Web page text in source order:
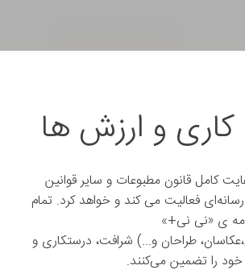
و ارزش ها
کامل قانون مطبوعات و سایر قوانین
فعالیت می کند و خواهد کرد. تمام
ی «نی نی+»
طراحان و...) شرافت، درستکاری و
را تضمین می‌کنند.